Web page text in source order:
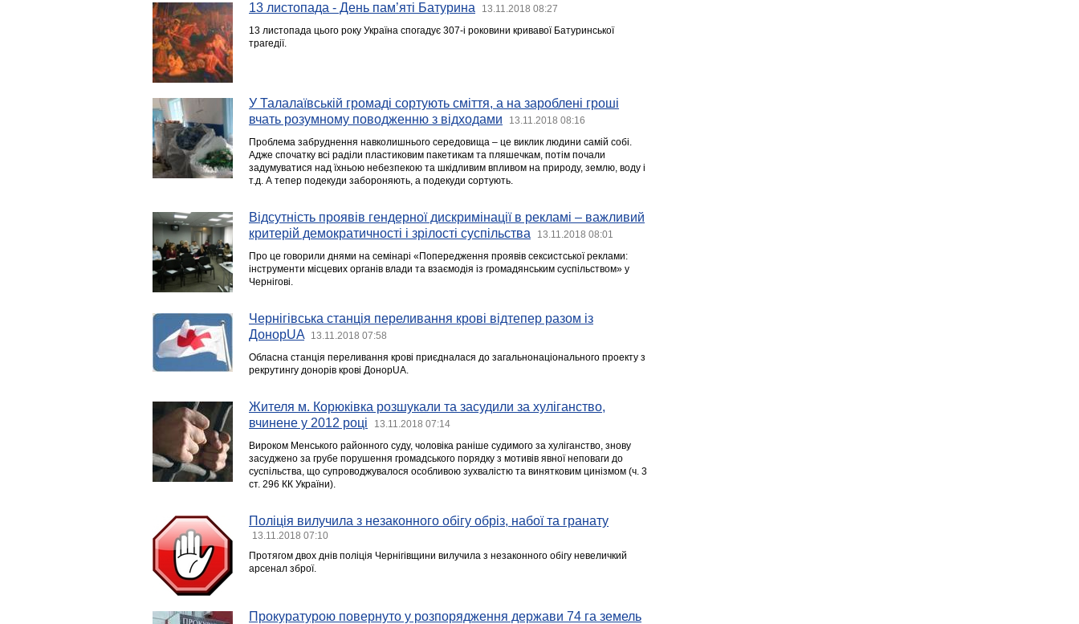
13 листопада - День пам’яті Батурина 13.11.2018 08:27
13 листопада цього року Україна спогадує 307-і роковини кривавої Батуринської
трагедії.
У Талалаївській громаді сортують сміття, а на зароблені гроші
вчать розумному поводженню з відходами
13.11.2018 08:16
Проблема забруднення навколишнього середовища – це виклик людини самій собі.
Адже спочатку всі раділи пластиковим пакетикам та пляшечкам, потім почали
задумуватися над їхньою небезпекою та шкідливим впливом на природу, землю, воду і
т.д. А тепер подекуди забороняють, а подекуди сортують.
Відсутність проявів гендерної дискримінації в рекламі – важливий
критерій демократичності і зрілості суспільства
13.11.2018 08:01
Про це говорили днями на семінарі «Попередження проявів сексистської реклами:
інструменти місцевих органів влади та взаємодія із громадянським суспільством» у
Чернігові.
Чернігівська станція переливання крові відтепер разом із
ДонорUA
13.11.2018 07:58
Обласна станція переливання крові приєдналася до загальнонаціонального проекту з
рекрутингу донорів крові ДонорUA.
Жителя м. Корюківка розшукали та засудили за хуліганство,
вчинене у 2012 році
13.11.2018 07:14
Вироком Менського районного суду, чоловіка раніше судимого за хуліганство, знову
засуджено за грубе порушення громадського порядку з мотивів явної неповаги до
суспільства, що супроводжувалося особливою зухвалістю та винятковим цинізмом (ч. 3
ст. 296 КК України).
Поліція вилучила з незаконного обігу обріз, набої та гранату
13.11.2018 07:10
Протягом двох днів поліція Чернігівщини вилучила з незаконного обігу невеличкий
арсенал зброї.
Прокуратурою повернуто у розпорядження держави 74 га земель